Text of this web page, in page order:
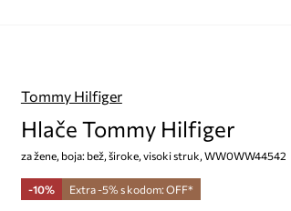
Tommy Hilfiger
Hlače Tommy Hilfiger
za žene, boja: bež, široke, visoki struk, WW0WW44542
-10% Extra -5% s kodom: OFF*